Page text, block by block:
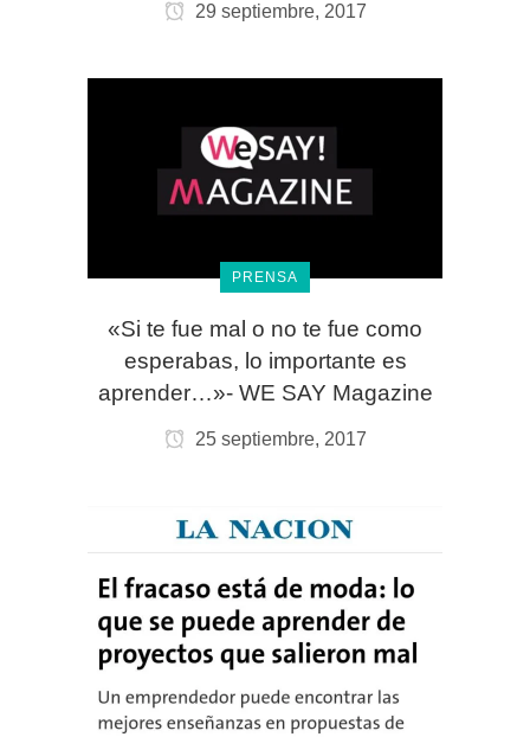
29 septiembre, 2017
PRENSA
«Si te fue mal o no te fue como
esperabas, lo importante es
aprender…»- WE SAY Magazine
25 septiembre, 2017